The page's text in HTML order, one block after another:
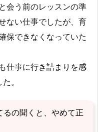
会う前のレッスンの準
ない仕事でしたが、育
保できなくなっていた
仕事に行き詰まりを感
。
の聞くと、やめて正